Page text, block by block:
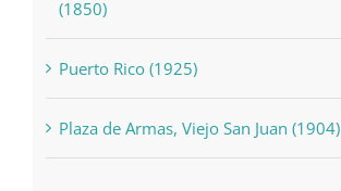
(1850)
Puerto Rico (1925)
Plaza de Armas, Viejo San Juan (1904)